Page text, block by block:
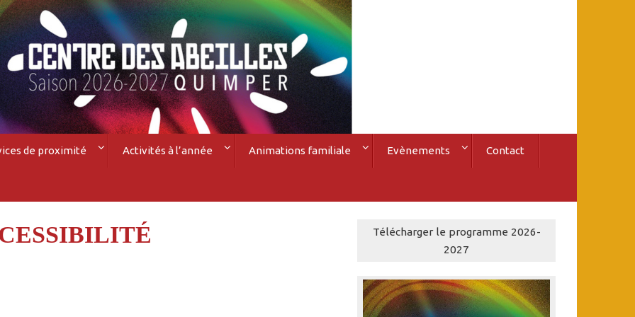
de proximité Activités à l’année Animations familiale Evènements Contact
Télécharger le programme 2026-
2027